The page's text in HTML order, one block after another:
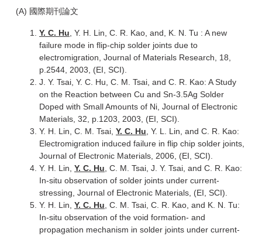
(A) 國際期刊論文
Y. C. Hu , Y. H. Lin, C. R. Kao, and, K. N. Tu : A new
failure mode in flip-chip solder joints due to
electromigration, Journal of Materials Research, 18,
p.2544, 2003, (EI, SCI).
J. Y. Tsai, Y. C. Hu, C. M. Tsai, and C. R. Kao: A Study
on the Reaction between Cu and Sn-3.5Ag Solder
Doped with Small Amounts of Ni, Journal of Electronic
Materials, 32, p.1203, 2003, (EI, SCI).
Y. H. Lin, C. M. Tsai, Y. C. Hu , Y. L. Lin, and C. R. Kao:
Electromigration induced failure in flip chip solder joints,
Journal of Electronic Materials, 2006, (EI, SCI).
Y. H. Lin, Y. C. Hu , C. M. Tsai, J. Y. Tsai, and C. R. Kao:
In-situ observation of solder joints under current-
stressing, Journal of Electronic Materials, (EI, SCI).
Y. H. Lin, Y. C. Hu , C. M. Tsai, C. R. Kao, and K. N. Tu:
In-situ observation of the void formation- and
propagation mechanism in solder joints under current-